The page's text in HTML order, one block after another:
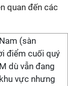
quan đến các
(sàn
điểm cuối quý
dù vẫn đang
vực nhưng